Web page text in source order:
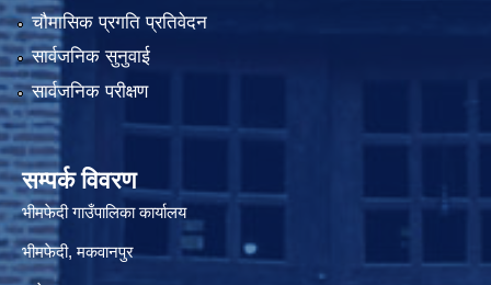
चौमासिक प्रगति प्रतिवेदन
सार्वजनिक सुनुवाई
सार्वजनिक परीक्षण
सम्पर्क विवरण
भीमफेदी गाउँपालिका कार्यालय
भीमफेदी, मकवानपुर